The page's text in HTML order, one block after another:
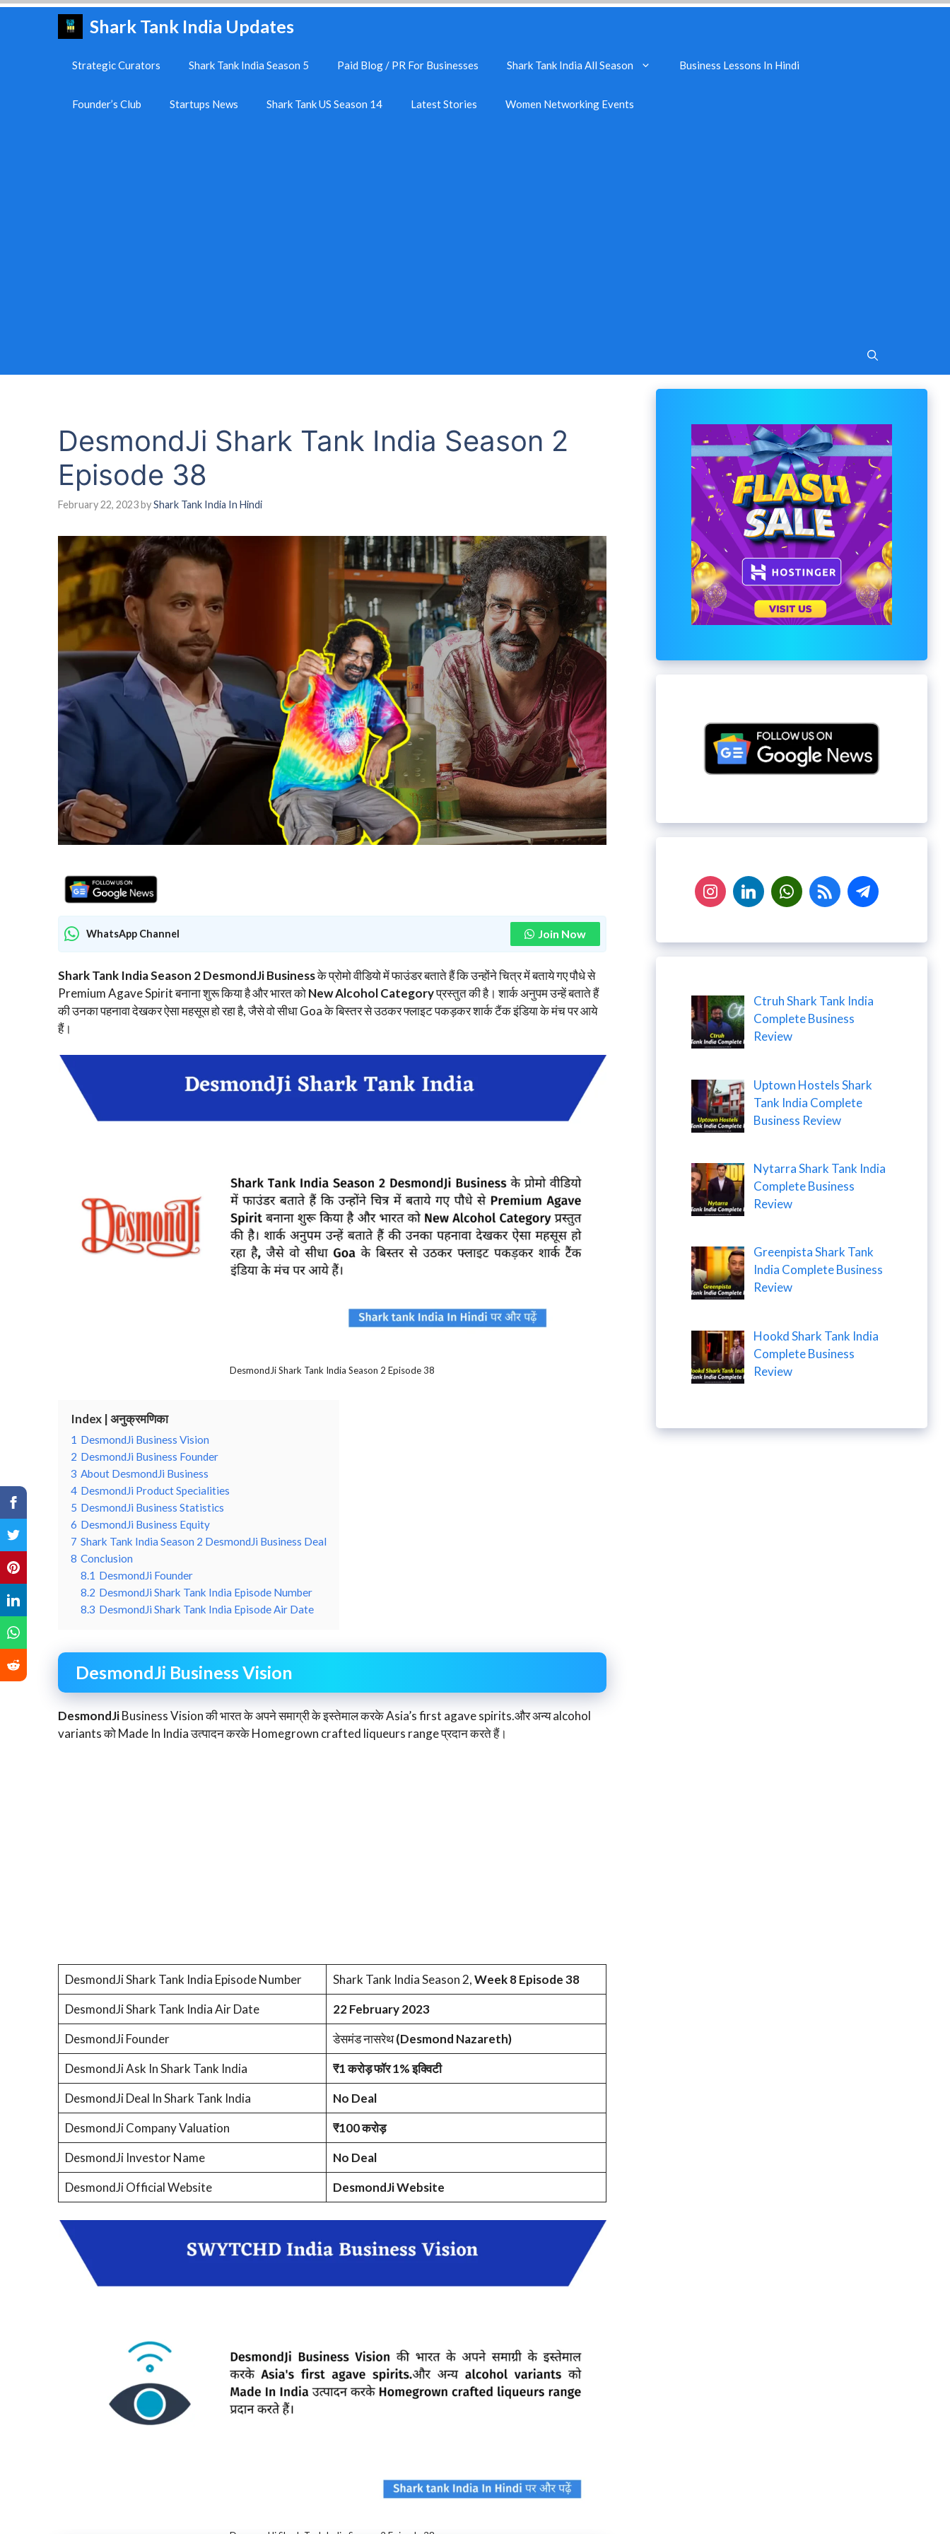
Shark Tank India Updates
Strategic Curators Shark Tank India Season 5 Paid Blog / PR For Businesses Shark Tank India All Season Business Lessons In Hindi
Founder’s Club Startups News Shark Tank US Season 14 Latest Stories Women Networking Events
DesmondJi Shark Tank India Season 2
Episode 38
February 22, 2023byShark Tank India In Hindi
WhatsApp Channel Join Now
Shark Tank India Season 2 DesmondJi Businessके प्रोमो वीडियो में फाउंडर बताते हैं कि उन्होंने चित्र में बताये गए पौधे से
Premium Agave Spirit बनाना शुरू किया है और भारत कोNew Alcohol Categoryप्रस्तुत की है। शार्क अनुपम उन्हें बताते हैं
की उनका पहनावा देखकर ऐसा महसूस हो रहा है, जैसे वो सीधा Goa के बिस्तर से उठकर फ्लाइट पकड़कर शार्क टैंक इंडिया के मंच पर आये
हैं।
DesmondJi Shark Tank India Season 2 Episode 38
Index | अनुक्रमणिका
1 DesmondJi Business Vision
2 DesmondJi Business Founder
3 About DesmondJi Business
4 DesmondJi Product Specialities
5 DesmondJi Business Statistics
6 DesmondJi Business Equity
7 Shark Tank India Season 2 DesmondJi Business Deal
8 Conclusion
8.1 DesmondJi Founder
8.2 DesmondJi Shark Tank India Episode Number
8.3 DesmondJi Shark Tank India Episode Air Date
DesmondJi Business Vision
DesmondJiBusiness Vision की भारत के अपने समाग्री के इस्तेमाल करके Asia’s first agave spirits.और अन्य alcohol
variants को Made In India उत्पादन करके Homegrown crafted liqueurs range प्रदान करते हैं।
DesmondJi Shark Tank India Episode Number Shark Tank India Season 2,Week 8 Episode 38
DesmondJi Shark Tank India Air Date
22 February 2023
DesmondJi Founder
डेसमंड नासरेथ(Desmond Nazareth)
DesmondJi Ask In Shark Tank India
₹1 करोड़ फॉर 1% इक्विटी
DesmondJi Deal In Shark Tank India
No Deal
DesmondJi Company Valuation
₹100 करोड़
DesmondJi Investor Name
No Deal
DesmondJi Official Website
DesmondJi Website
Ctruh Shark Tank India
Complete Business
Review
Uptown Hostels Shark
Tank India Complete
Business Review
Nytarra Shark Tank India
Complete Business
Review
Greenpista Shark Tank
India Complete Business
Review
Hookd Shark Tank India
Complete Business
Review